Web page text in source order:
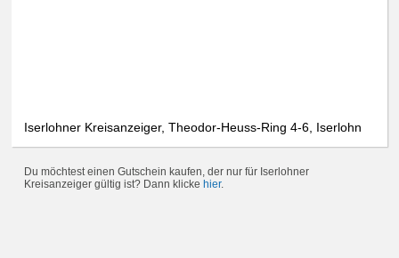
Iserlohner Kreisanzeiger, Theodor-Heuss-Ring 4-6, Iserlohn
Du möchtest einen Gutschein kaufen, der nur für Iserlohner
Kreisanzeiger gültig ist? Dann klicke hier.